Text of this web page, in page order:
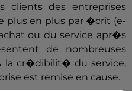
clients des entreprises
plus en plus par �crit (e-
ou du service apr�s
de nombreuses
la cr�dibilit� du service,
est remise en cause.